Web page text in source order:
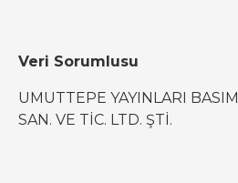
Veri Sorumlusu
UMUTTEPE YAYINLARI
SAN. VE TİC. LTD. ŞTİ.